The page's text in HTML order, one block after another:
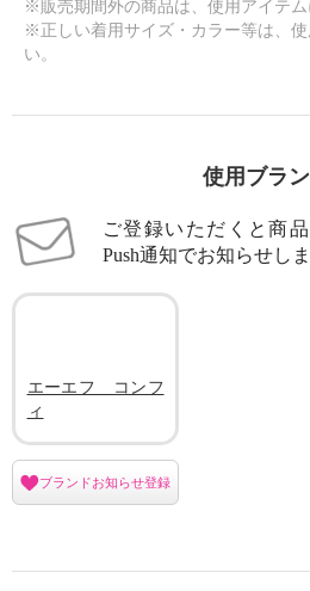
※販売期間外の商品は、使用アイテム
※正しい着用サイズ・カラー等は、
い。
使用ブラ
ご登録いただくと商
Push通知でお知らせしま
エーエフ コンフ
ィ
ブランドお知らせ登録